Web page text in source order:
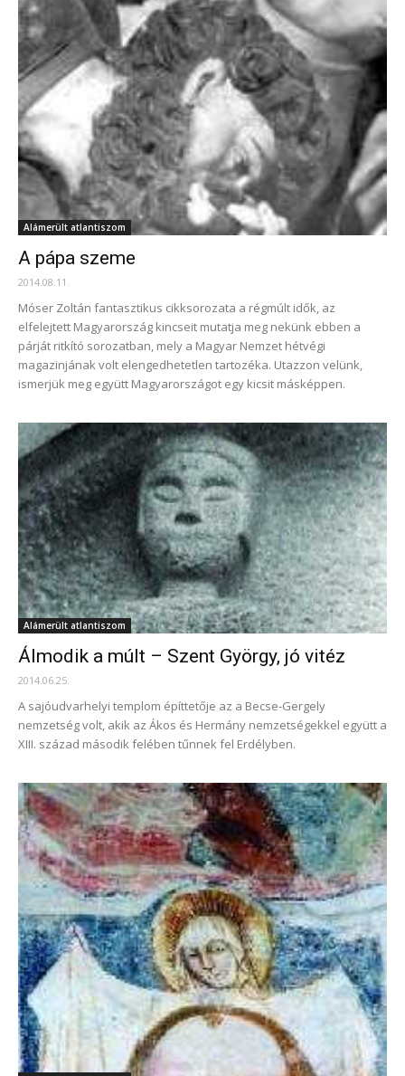
Alámerült atlantiszom
A pápa szeme
2014.08.11.
Móser Zoltán fantasztikus cikksorozata a régmúlt idők, az
elfelejtett Magyarország kincseit mutatja meg nekünk ebben a
párját ritkító sorozatban, mely a Magyar Nemzet hétvégi
magazinjának volt elengedhetetlen tartozéka. Utazzon velünk,
ismerjük meg együtt Magyarországot egy kicsit másképpen.
Alámerült atlantiszom
Álmodik a múlt – Szent György, jó vitéz
2014.06.25.
A sajóudvarhelyi templom építtetője az a Becse-Gergely
nemzetség volt, akik az Ákos és Hermány nemzetségekkel együtt a
XIII. század második felében tűnnek fel Erdélyben.